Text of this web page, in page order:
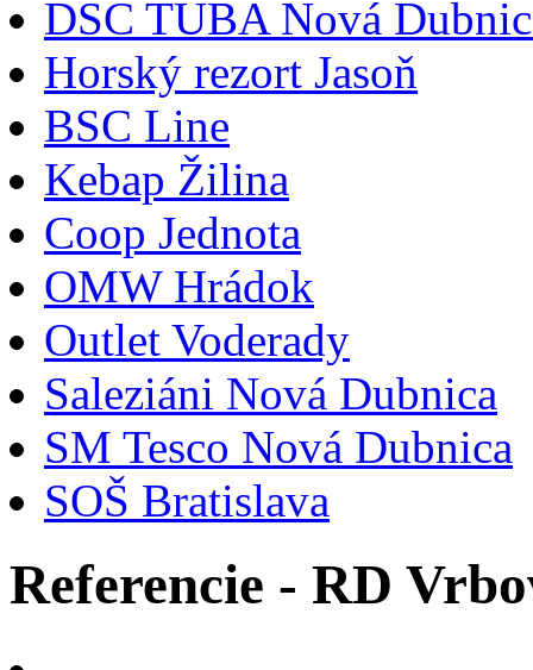
DSC TUBA Nová
Horský rezort Jasoň
BSC Line
Kebap Žilina
Coop Jednota
OMW Hrádok
Outlet Voderady
Saleziáni Nová Dubnica
SM Tesco Nová Dubnica
SOŠ Bratislava
Referencie - RD